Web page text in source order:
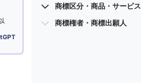
商標区分・商品・サービス
商標権者・商標出願人